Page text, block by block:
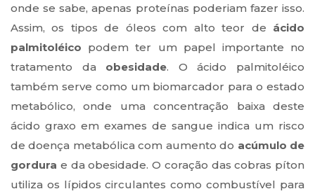
onde se sabe, apenas proteínas poderiam fazer isso.
Assim, os tipos de óleos com alto teor de ácido
palmitoléico podem ter um papel importante no
tratamento da obesidade. O ácido palmitoléico
também serve como um biomarcador para o estado
metabólico, onde uma concentração baixa deste
ácido graxo em exames de sangue indica um risco
de doença metabólica com aumento do acúmulo de
gordura e da obesidade. O coração das cobras píton
utiliza os lípidos circulantes como combustível para